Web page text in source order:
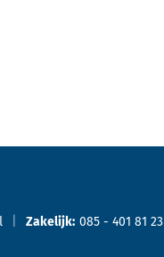
Zakelijk: 085 - 401 81 23